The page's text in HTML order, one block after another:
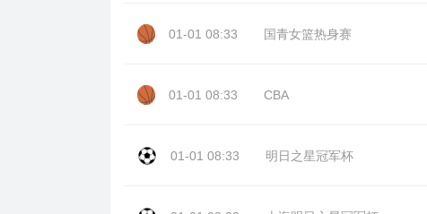
01-01 08:33 国青女篮热身赛
01-01 08:33 CBA
01-01 08:33 明日之星冠军杯